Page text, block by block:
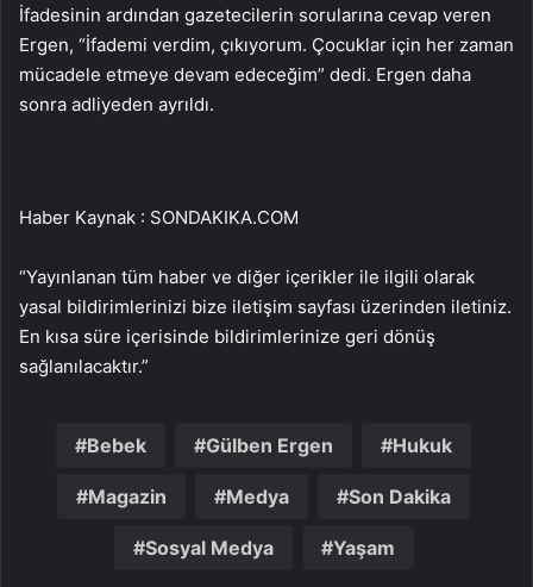
İfadesinin ardından gazetecilerin sorularına cevap veren
Ergen, “İfademi verdim, çıkıyorum. Çocuklar için her zaman
mücadele etmeye devam edeceğim” dedi. Ergen daha
sonra adliyeden ayrıldı.
Haber Kaynak : SONDAKIKA.COM
“Yayınlanan tüm haber ve diğer içerikler ile ilgili olarak
yasal bildirimlerinizi bize iletişim sayfası üzerinden iletiniz.
En kısa süre içerisinde bildirimlerinize geri dönüş
sağlanılacaktır.”
Bebek Gülben Ergen Hukuk
Magazin Medya Son Dakika
Sosyal Medya Yaşam